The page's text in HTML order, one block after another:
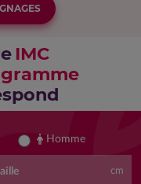
IMC
Homme
cm